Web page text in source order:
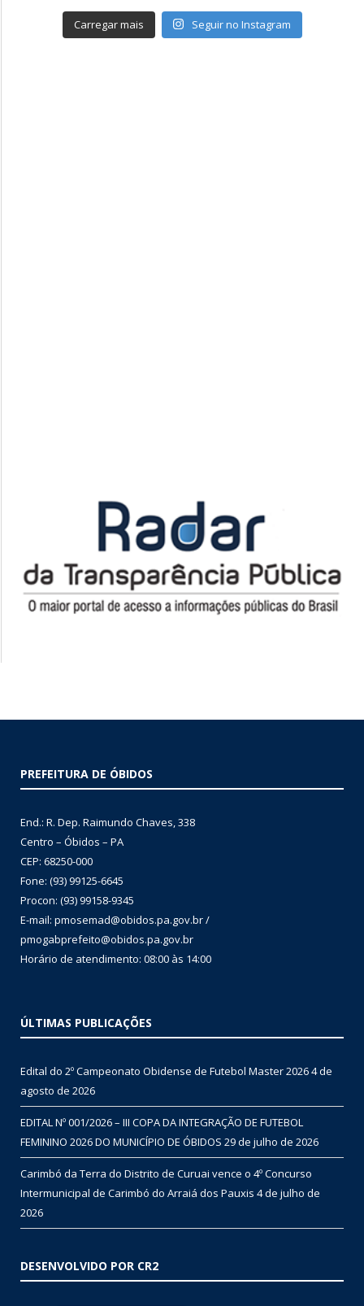
Carregar mais Seguir no Instagram
PREFEITURA DE ÓBIDOS
End.: R. Dep. Raimundo Chaves, 338
Centro – Óbidos – PA
CEP: 68250-000
Fone: (93) 99125-6645
Procon: (93) 99158-9345
E-mail: pmosemad@obidos.pa.gov.br /
pmogabprefeito@obidos.pa.gov.br
Horário de atendimento: 08:00 às 14:00
ÚLTIMAS PUBLICAÇÕES
Edital do 2º Campeonato Obidense de Futebol Master 20264 de
agosto de 2026
EDITAL Nº 001/2026 – III COPA DA INTEGRAÇÃO DE FUTEBOL
FEMININO 2026 DO MUNICÍPIO DE ÓBIDOS 29 de julho de 2026
Carimbó da Terra do Distrito de Curuai vence o 4º Concurso
Intermunicipal de Carimbó do Arraiá dos Pauxis 4 de julho de
2026
DESENVOLVIDO POR CR2